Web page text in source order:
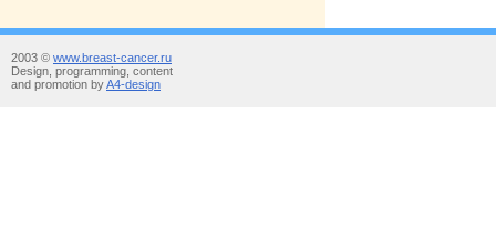
2003 © www.breast-cancer.ru
Design, programming, content
and promotion byA4-design